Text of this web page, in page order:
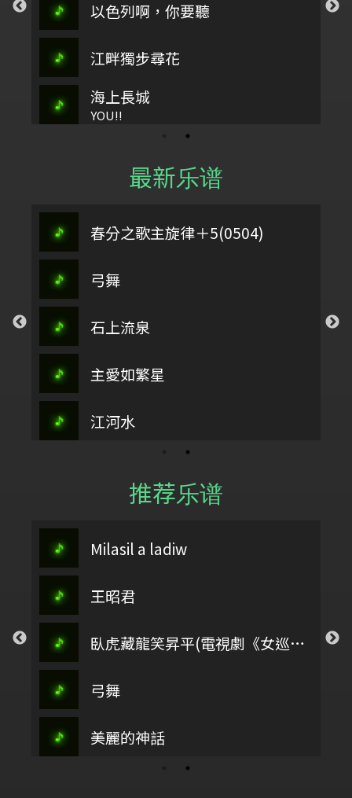
以色列啊，你要聽
江畔獨步尋花
海上長城
YOU!!
最新乐谱
春分之歌主旋律＋5(0504)
弓舞
石上流泉
主愛如繁星
江河水
推荐乐谱
Milasil a ladiw
王昭君
臥虎藏龍笑昇平(電視劇《女巡按》 配樂)
弓舞
美麗的神話